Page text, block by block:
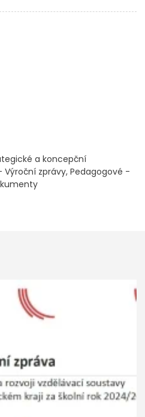
a koncepční
zprávy Pedagogové -